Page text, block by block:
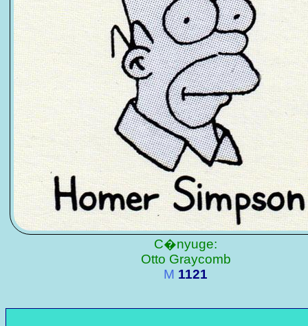
C�nyuge:
Otto Graycomb
M 1121